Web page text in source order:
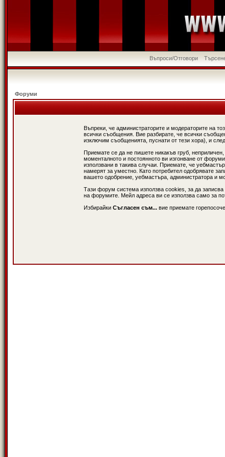
Въпроси/Отговори
Форуми
Въпреки, че администраторите и модераторите на
всички съобщения. Вие разбирате, че всички
изключим съобщенията, пуснати от тези хора), и
Приемате се да не пишете никакъв груб,
моменталното и постоянното ви изгонване от
използвани в такива случаи. Приемате, че
намерят за уместно. Като потребител одобрявате
вашето одобрение, уебмастъра, администратора и
Тази форум система използва cookies, за да
на форумите. Мейл адреса ви се използва само за
Избирайки Съгласен съм...вие приемате